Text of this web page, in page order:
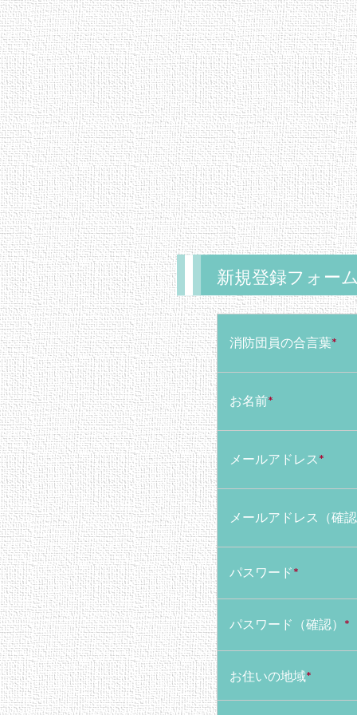
新規登録フォー
消防団員の合言葉*
お名前*
メールアドレス*
メールアドレス（確
パスワード*
パスワード（確認） *
お住いの地域*